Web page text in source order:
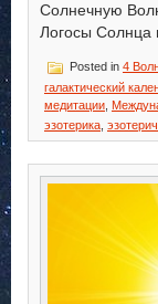
Солнечную
Логосы
Posted in 4
галактический
медитации
эзотерика